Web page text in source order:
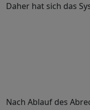
Daher hat sich das
Nach Ablauf des